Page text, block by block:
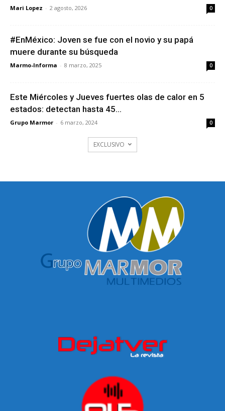
Mari Lopez - 2 agosto, 2026 0
#EnMéxico: Joven se fue con el novio y su papá
muere durante su búsqueda
Marmo-Informa - 8 marzo, 2025 0
Este Miércoles y Jueves fuertes olas de calor en 5
estados: detectan hasta 45...
Grupo Marmor - 6 marzo, 2024 0
EXCLUSIVO